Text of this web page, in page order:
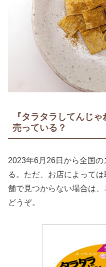
『タラタラしてんじ
売っている？
2023年6月26日から全国
る。ただ、お店によって
舗で見つからない場合は
どうぞ。